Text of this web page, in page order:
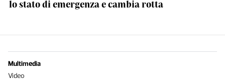
lo stato di emergenza e cambia rotta
Multimedia
Video